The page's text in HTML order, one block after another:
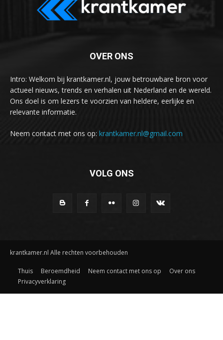
OVER ONS
Intro: Welkom bij krantkamer.nl, jouw betrouwbare bron voor
actueel nieuws, trends en verhalen uit Nederland en de wereld.
Ons doel is om lezers te voorzien van heldere, eerlijke en
relevante informatie.
Neem contact met ons op: krantkamer.nl@gmail.com
VOLG ONS
krantkamer.nl Alle rechten voorbehouden
Thuis Beroemdheid Neem contact met ons op
Over ons
Privacyverklaring